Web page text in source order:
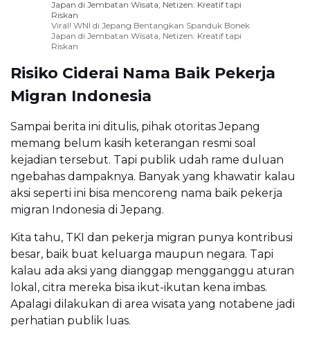
Japan di Jembatan Wisata, Netizen: Kreatif tapi
Riskan
Viral! WNI di Jepang Bentangkan Spanduk Bonek
Japan di Jembatan Wisata, Netizen: Kreatif tapi
Riskan
Risiko Ciderai Nama Baik Pekerja
Migran Indonesia
Sampai berita ini ditulis, pihak otoritas Jepang
memang belum kasih keterangan resmi soal
kejadian tersebut. Tapi publik udah rame duluan
ngebahas dampaknya. Banyak yang khawatir kalau
aksi seperti ini bisa mencoreng nama baik pekerja
migran Indonesia di Jepang.
Kita tahu, TKI dan pekerja migran punya kontribusi
besar, baik buat keluarga maupun negara. Tapi
kalau ada aksi yang dianggap mengganggu aturan
lokal, citra mereka bisa ikut-ikutan kena imbas.
Apalagi dilakukan di area wisata yang notabene jadi
perhatian publik luas.